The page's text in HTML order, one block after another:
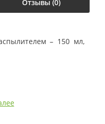
Отзывы (0)
– 150 мл,